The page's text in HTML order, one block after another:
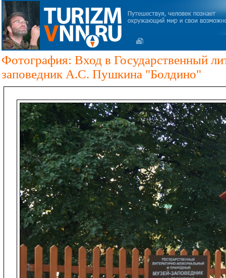
Фотография: Вход в Государственный
заповедник А.С. Пушкина "Болдино"